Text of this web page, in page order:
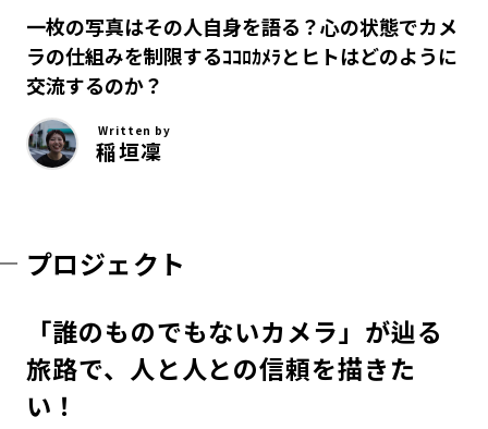
一枚の写真はその人自身を語る？心の状態でカメ
ラの仕組みを制限するｺｺﾛｶﾒﾗとヒトはどのように
交流するのか？
Written by
稲垣凜
プロジェクト
「誰のものでもないカメラ」が辿る
旅路で、人と人との信頼を描きた
い！